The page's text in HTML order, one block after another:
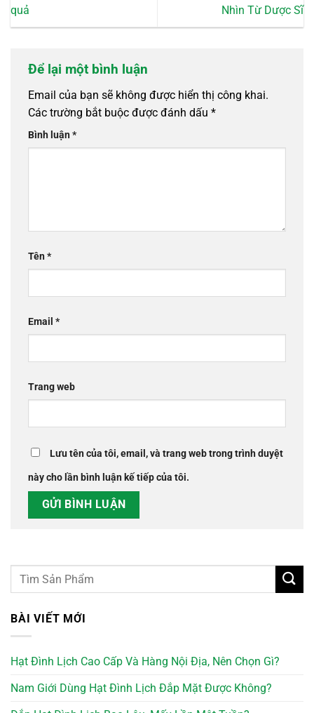
quả
Nhìn Từ Dược Sĩ
Để lại một bình luận
Email của bạn sẽ không được hiển thị công khai.
Các trường bắt buộc được đánh dấu *
Bình luận*
Tên*
Email *
Trang web
Lưu tên của tôi, email, và trang web trong trình duyệt
này cho lần bình luận kế tiếp của tôi.
BÀI VIẾT MỚI
Hạt Đình Lịch Cao Cấp Và Hàng Nội Địa, Nên Chọn Gì?
Nam Giới Dùng Hạt Đình Lịch Đắp Mặt Được Không?